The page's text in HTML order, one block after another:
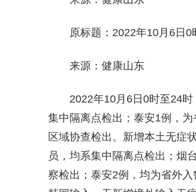
原标题：2022年10月6日
来源：健康山东
2022年10月6日0时至24
集中隔离点检出；泰安1例，
区域协查检出。新增本土无症
员，均系集中隔离点检出；烟
察检出；泰安2例，均为省外